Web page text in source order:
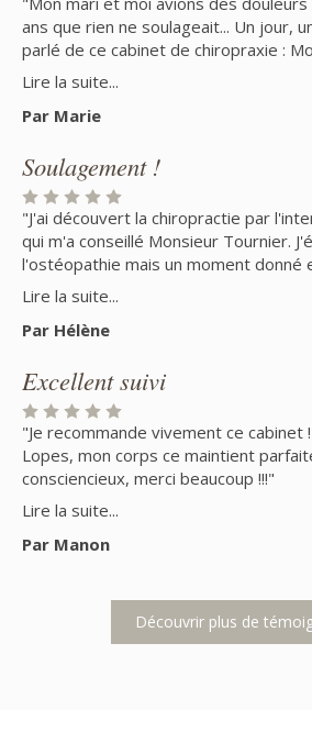
ans que rien ne soulageait... Un jour,
parlé de ce cabinet de chiropraxie : Monsieur Tournier et
ensuite Monsieur Lopez se sont
séances de maintien par an et nous
expérimentés. "
Lire la suite...
Par Marie
Soulagement !
"J'ai découvert la chiropractie par
qui m'a conseillé Monsieur Tournier.
l'ostéopathie mais un moment donné
limites. La chiropractie m'a supprimée
douloureuses et plus courtes. Tout en
et après cinq séances rapprochées.
depuis ! Merci monsieur Tournier !"
Lire la suite...
Par Hélène
Excellent suivi
"Je recommande vivement ce cabinet
Lopes, mon corps ce maintient
consciencieux, merci beaucoup !!!"
Lire la suite...
Par Manon
Découvrir plus de